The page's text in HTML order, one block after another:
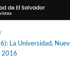
La Universidad,
2016